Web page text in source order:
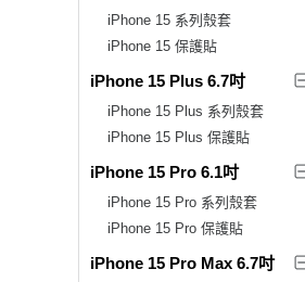
iPhone 15 系列殼套
iPhone 15 保護貼
iPhone 15 Plus 6.7吋
iPhone 15 Plus 系列殼套
iPhone 15 Plus 保護貼
iPhone 15 Pro 6.1吋
iPhone 15 Pro 系列殼套
iPhone 15 Pro 保護貼
iPhone 15 Pro Max 6.7吋